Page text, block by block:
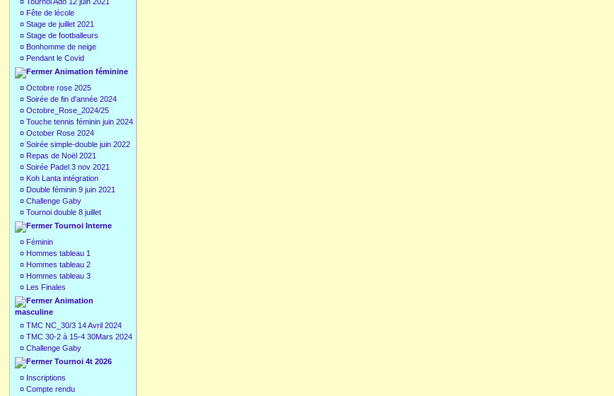
¤ Fête de lécole
¤ Stage de juillet 2021
¤ Stage de footballeurs
¤ Bonhomme de neige
¤ Pendant le Covid
Animation féminine
¤ Octobre rose 2025
¤ Soirée de fin d'année 2024
¤ Octobre_Rose_2024/25
¤ Touche tennis féminin juin 2024
¤ October Rose 2024
¤ Soirée simple-double juin 2022
¤ Repas de Noël 2021
¤ Soirée Padel 3 nov 2021
¤ Koh Lanta intégration
¤ Double féminin 9 juin 2021
¤ Challenge Gaby
¤ Tournoi double 8 juillet
Tournoi Interne
¤ Féminin
¤ Hommes tableau 1
¤ Hommes tableau 2
¤ Hommes tableau 3
¤ Les Finales
Animation
masculine
¤ TMC NC_30/3 14 Avril 2024
¤ TMC 30-2 à 15-4 30Mars 2024
¤ Challenge Gaby
Tournoi 4t 2026
¤ Inscriptions
¤ Compte rendu